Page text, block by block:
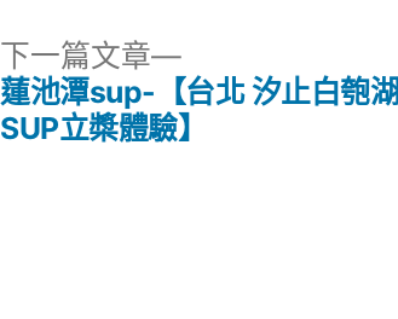
下一篇文章
下
一
篇
蓮池潭sup-【台北 汐止白匏湖
SUP立槳體驗】